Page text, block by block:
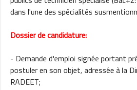
dans l'une des spécialités
Dossier de candidature:
- Demande d'emploi signée portant
postuler en son objet, adressée à la
RADEET;